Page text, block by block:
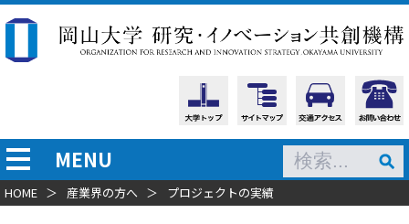
MENU
HOME ＞ 産業界の方へ ＞ プロジェクトの実績